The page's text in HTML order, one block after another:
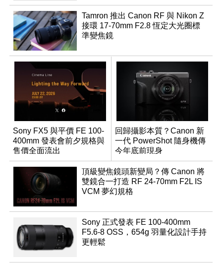
Tamron 推出 Canon RF 與 Nikon Z
接環 17-70mm F2.8 恆定大光圈標
準變焦鏡
Sony FX5 與平價 FE 100-
400mm 發表會前夕規格與
售價全面流出
回歸攝影本質？Canon 新
一代 PowerShot 隨身機傳
今年底前現身
頂級變焦鏡頭新變局？傳 Canon 將
雙鏡合一打造 RF 24-70mm F2L IS
VCM 夢幻規格
Sony 正式發表 FE 100-400mm
F5.6-8 OSS，654g 羽量化設計手持
更輕鬆